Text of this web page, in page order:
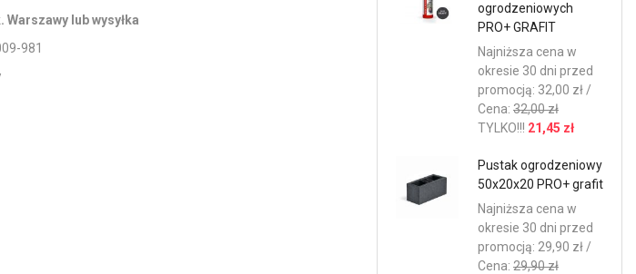
Warszawy lub wysyłka
981
ogrodzeniowych
PRO+ GRAFIT
Najniższa cena w
okresie 30 dni przed
promocją: 32,00 zł /
Cena: 32,00 zł
TYLKO!!! 21,45 zł
Pustak ogrodzeniowy
50x20x20 PRO+ grafit
Najniższa cena w
okresie 30 dni przed
promocją: 29,90 zł /
Cena: 29,90 zł